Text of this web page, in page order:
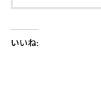
いいね: